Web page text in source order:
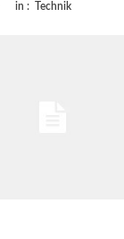
in : Technik